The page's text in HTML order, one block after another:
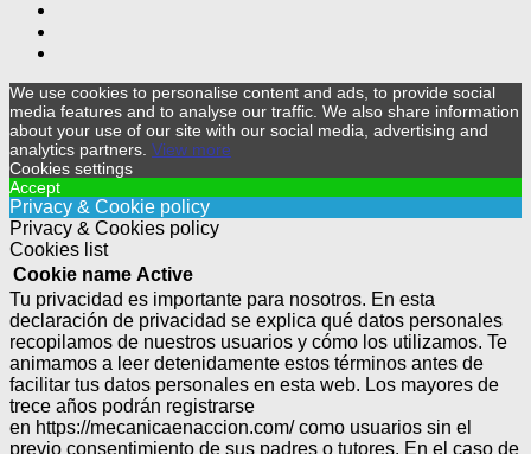
We use cookies to personalise content and ads, to provide social
media features and to analyse our traffic. We also share information
about your use of our site with our social media, advertising and
analytics partners. View more
Cookies settings
Accept
Privacy & Cookie policy
Privacy & Cookies policy
Cookies list
Cookie name Active
Tu privacidad es importante para nosotros. En esta
declaración de privacidad se explica qué datos personales
recopilamos de nuestros usuarios y cómo los utilizamos. Te
animamos a leer detenidamente estos términos antes de
facilitar tus datos personales en esta web. Los mayores de
trece años podrán registrarse
en https://mecanicaenaccion.com/ como usuarios sin el
previo consentimiento de sus padres o tutores. En el caso de